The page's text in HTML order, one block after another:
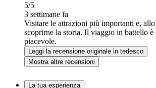
5/5
3 settimane fa
Visitare le attrazioni più importanti e, allo
scoprirne la storia. Il viaggio in battello è
piacevole.
Leggi la recensione originale in tedesco
Mostra altre recensioni
La tua esperienza